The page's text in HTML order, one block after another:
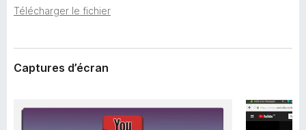
e
Télécharger le fichier
e
e
n
Captures d’écran